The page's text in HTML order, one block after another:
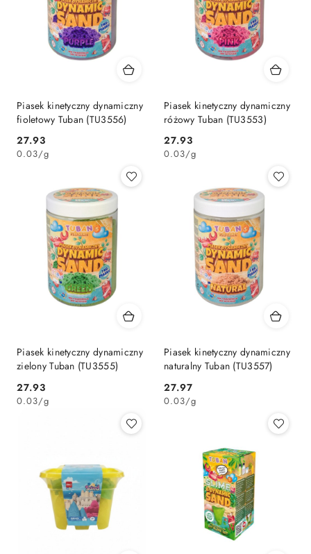
Piasek kinetyczny dynamiczny
fioletowy Tuban (TU3556)
Cena:
27.93
0.03/g
Piasek kinetyczny dynamiczny
różowy Tuban (TU3553)
Cena:
27.93
0.03/g
Piasek kinetyczny dynamiczny
zielony Tuban (TU3555)
Cena:
27.93
0.03/g
Piasek kinetyczny dynamiczny
naturalny Tuban (TU3557)
Cena:
27.97
0.03/g